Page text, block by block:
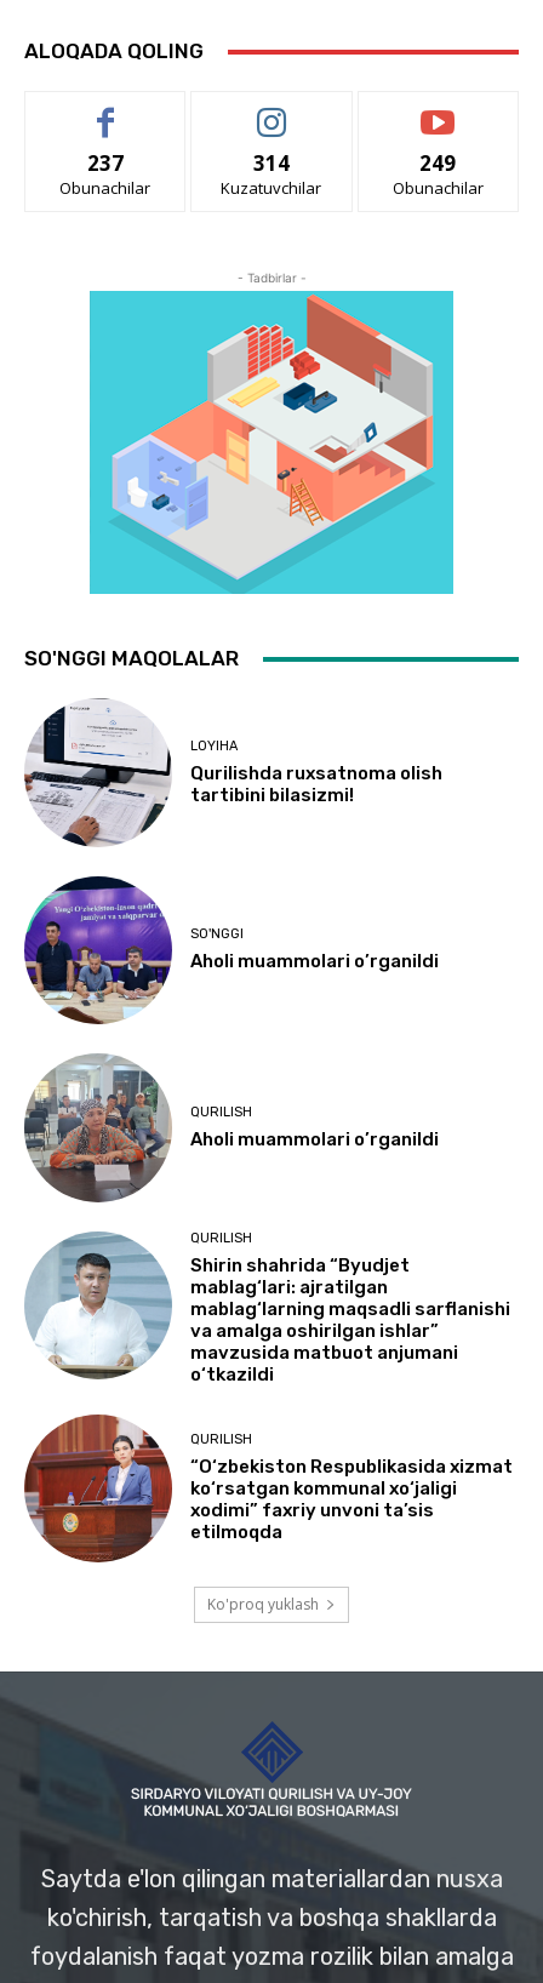
ALOQADA QOLING
237
Obunachilar
314
Kuzatuvchilar
249
Obunachilar
- Tadbirlar -
SO'NGGI MAQOLALAR
LOYIHA
Qurilishda ruxsatnoma olish
tartibini bilasizmi!
SO'NGGI
Aholi muammolari o’rganildi
QURILISH
Aholi muammolari o’rganildi
QURILISH
Shirin shahrida “Byudjet
mablag‘lari: ajratilgan
mablag‘larning maqsadli sarflanishi
va amalga oshirilgan ishlar”
mavzusida matbuot anjumani
o‘tkazildi
QURILISH
“O‘zbekiston Respublikasida xizmat
ko‘rsatgan kommunal xo‘jaligi
xodimi” faxriy unvoni ta’sis
etilmoqda
Ko'proq yuklash
Saytda e'lon qilingan materiallardan nusxa
ko'chirish, tarqatish va boshqa shakllarda
foydalanish faqat yozma rozilik bilan amalga